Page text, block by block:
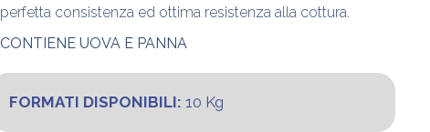
perfetta consistenza ed ottima resistenza alla cottura.
CONTIENE UOVA E PANNA
FORMATI DISPONIBILI: 10 Kg